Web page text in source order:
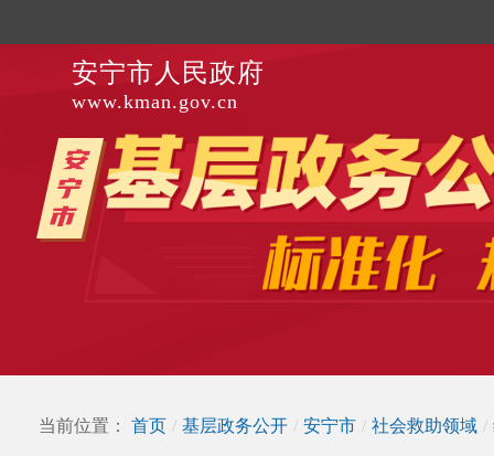
安宁市人民政府
www.kman.gov.cn
当前位置： 首页 / 基层政务公开 / 安宁市 / 社会救助领域 /